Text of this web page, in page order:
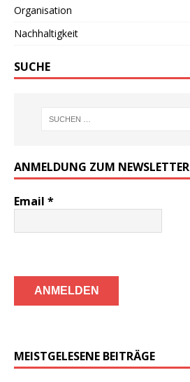
Organisation
Nachhaltigkeit
SUCHE
ANMELDUNG ZUM NEWSLETTER
Email *
MEISTGELESENE BEITRÄGE